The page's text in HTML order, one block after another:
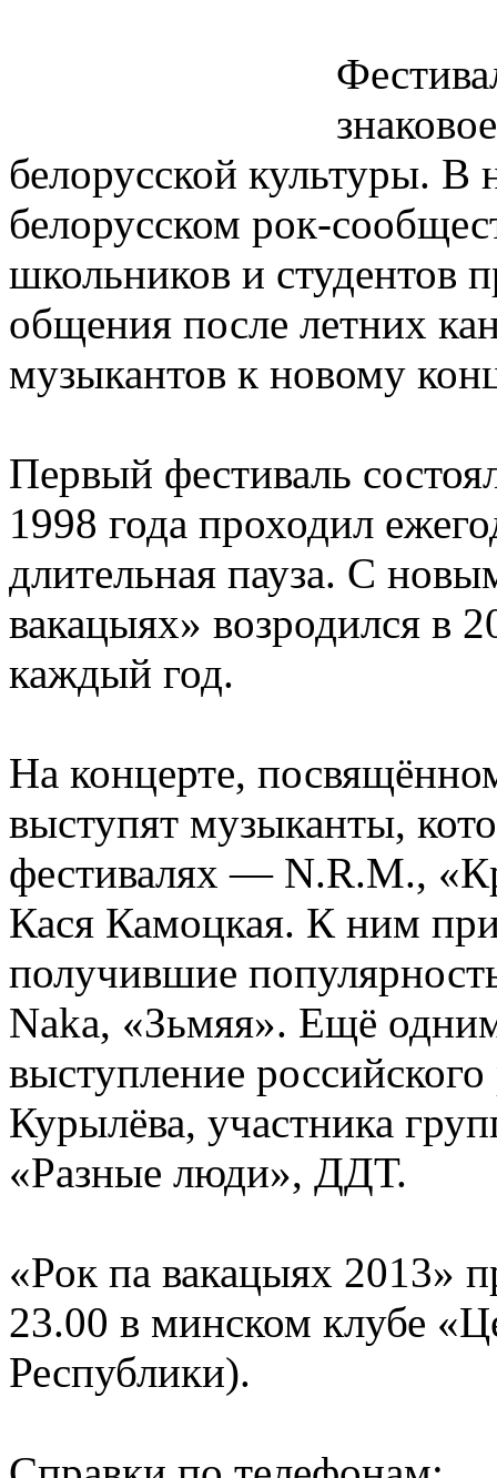
белорусской культуры. В
белорусском рок-
школьников и студентов
общения после летних
музыкантов к новому
Первый фестиваль
1998 года проходил
длительная пауза. С
вакацыях» возродился в
каждый год.
На концерте,
выступят музыканты,
фестивалях — N.R.M.,
Кася Камоцкая. К ним
получившие
Naka, «Зьмяя». Ещё
выступление
Курылёва, участника
«Разные люди», ДДТ.
«Рок па вакацыях 2013»
23.00 в минском клубе
Республики).